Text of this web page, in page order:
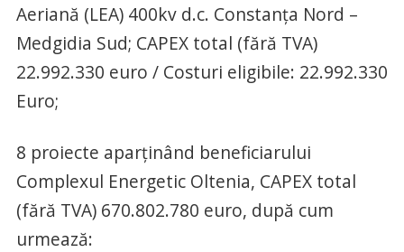
Aeriană (LEA) 400kv d.c. Constanța Nord –
Medgidia Sud; CAPEX total (fără TVA)
22.992.330 euro / Costuri eligibile: 22.992.330
Euro;
8 proiecte aparținând beneficiarului
Complexul Energetic Oltenia, CAPEX total
(fără TVA) 670.802.780 euro, după cum
urmează: